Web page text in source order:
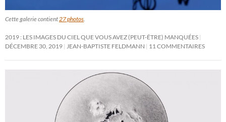
Cette galerie contient27 photos.
2019 : LES IMAGES DU CIEL QUE VOUS AVEZ (PEUT-ÊTRE) MANQUÉES
DÉCEMBRE 30, 2019 JEAN-BAPTISTE FELDMANN 11 COMMENTAIRES